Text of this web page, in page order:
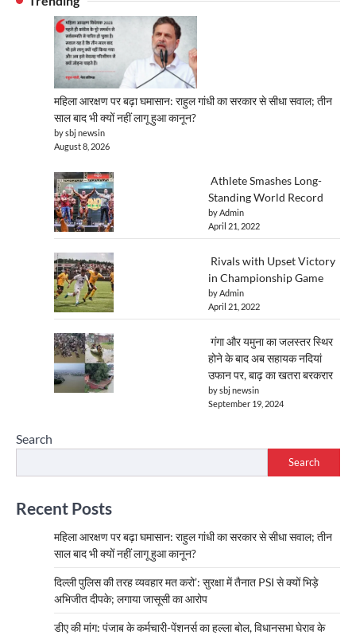
महिला आरक्षण पर बढ़ा घमासान: राहुल गांधी का सरकार से सीधा सवाल; तीन
साल बाद भी क्यों नहीं लागू हुआ कानून?
by sbj newsin
August 8, 2026
Athlete Smashes Long-
Standing World Record
by Admin
April 21, 2022
Rivals with Upset Victory
in Championship Game
by Admin
April 21, 2022
गंगा और यमुना का जलस्तर स्थिर
होने के बाद अब सहायक नदियां
उफान पर, बाढ़ का खतरा बरकरार
by sbj newsin
September 19, 2024
Search
Search
Recent Posts
महिला आरक्षण पर बढ़ा घमासान: राहुल गांधी का सरकार से सीधा सवाल; तीन
साल बाद भी क्यों नहीं लागू हुआ कानून?
दिल्ली पुलिस की तरह व्यवहार मत करो’: सुरक्षा में तैनात PSI से क्यों भिड़े
अभिजीत दीपके; लगाया जासूसी का आरोप
डीए की मांग: पंजाब के कर्मचारी-पेंशनर्स का हल्ला बोल, विधानसभा घेराव के